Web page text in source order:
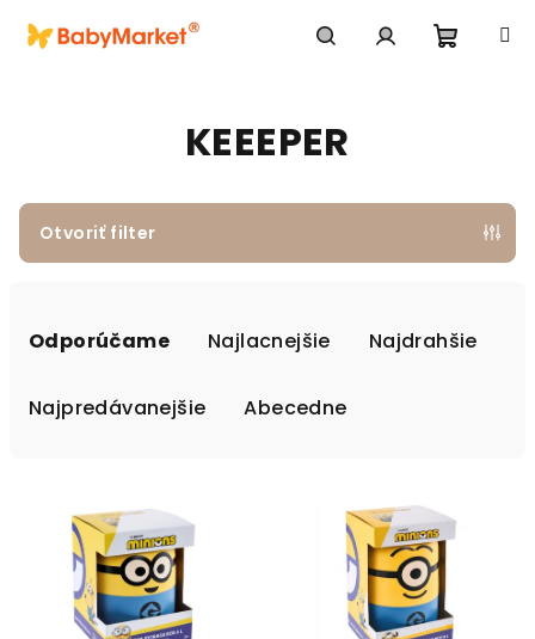
KEEEPER
Otvoriť filter
Odporúčame Najlacnejšie Najdrahšie
Najpredávanejšie Abecedne